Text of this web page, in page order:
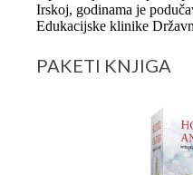
Irskoj, godinama je
Edukacijske klinike
PAKETI KNJIGA